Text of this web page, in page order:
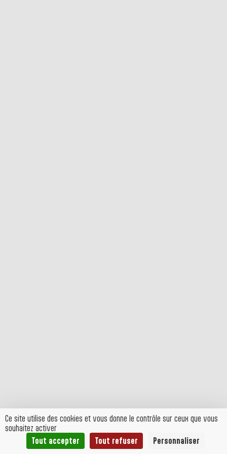
Ce site utilise des cookies et vous donne le contrôle sur ceux que vous
souhaitez activer
Tout accepter
Tout refuser Personnaliser